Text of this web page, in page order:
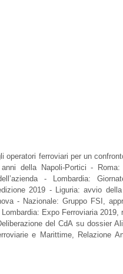
operatori ferroviari per un
della Napoli-Portici - Roma:
- Lombardia:
2019 - Liguria: avvio
- Nazionale: Gruppo FSI,
Expo Ferroviaria 2019,
del CdA su dossier
e Marittime, Relazione